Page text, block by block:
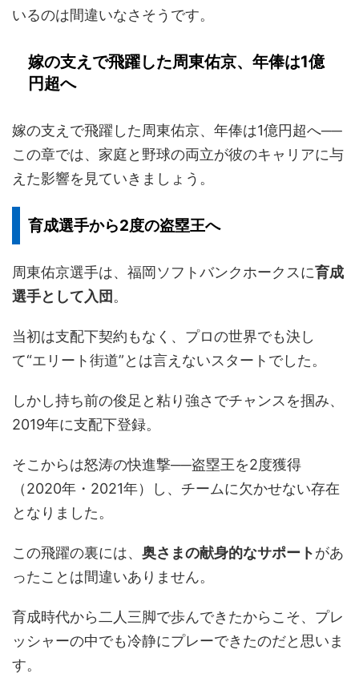
いるのは間違いなさそうです。
嫁の支えで飛躍した周東佑京、年俸は1億
円超へ
嫁の支えで飛躍した周東佑京、年俸は1億円超へ──
この章では、家庭と野球の両立が彼のキャリアに与
えた影響を見ていきましょう。
育成選手から2度の盗塁王へ
周東佑京選手は、福岡ソフトバンクホークスに育成
選手として入団。
当初は支配下契約もなく、プロの世界でも決し
て“エリート街道”とは言えないスタートでした。
しかし持ち前の俊足と粘り強さでチャンスを掴み、
2019年に支配下登録。
そこからは怒涛の快進撃──盗塁王を2度獲得
（2020年・2021年）し、チームに欠かせない存在
となりました。
この飛躍の裏には、 奥さまの献身的なサポートがあ
ったことは間違いありません。
育成時代から二人三脚で歩んできたからこそ、プレ
ッシャーの中でも冷静にプレーできたのだと思いま
す。